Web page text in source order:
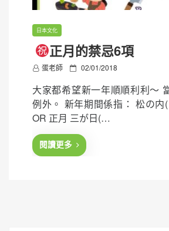
日本文化
正月的禁忌6項
蛋老師
P
s
t
e
d
02/01/2018
大家都希望新一年順順利利～
例外。 新年期間係指： 松の内
OR 正月 三が日(…
閱讀更多